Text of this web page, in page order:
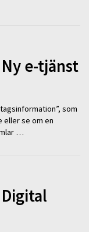
e-tjänst
som
eller se om en
…